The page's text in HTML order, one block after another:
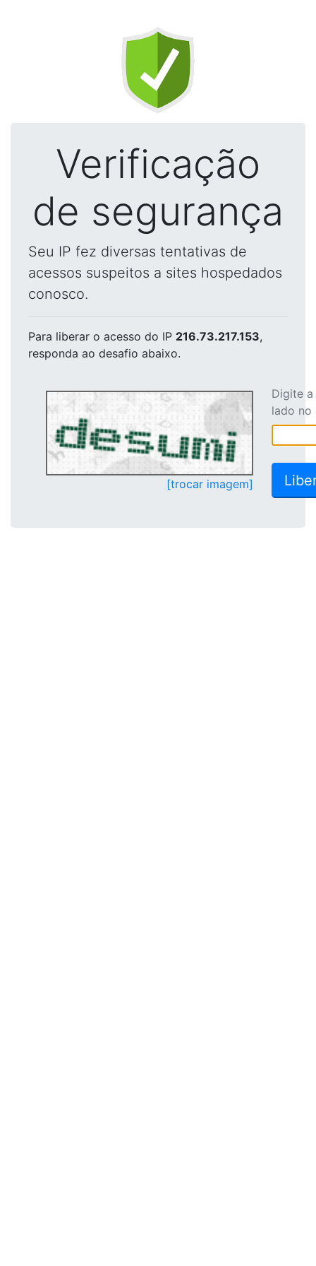
Verificação
de segurança
Seu IP fez diversas tentativas de
acessos suspeitos a sites hospedados
conosco.
Para liberar o acesso do IP 216.73.217.153,
responda ao desafio abaixo.
[trocar imagem]
Digite
lado no